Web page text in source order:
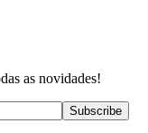
as novidades!